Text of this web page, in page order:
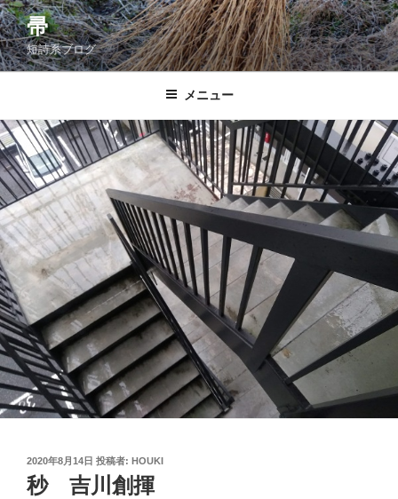
コ
ン
テ
ン
ス
キ
ッ
プ
帚
短詩系ブログ
メニュー
投
稿
日:
2020年8月14日 投稿者: HOUKI
秒 吉川創揮